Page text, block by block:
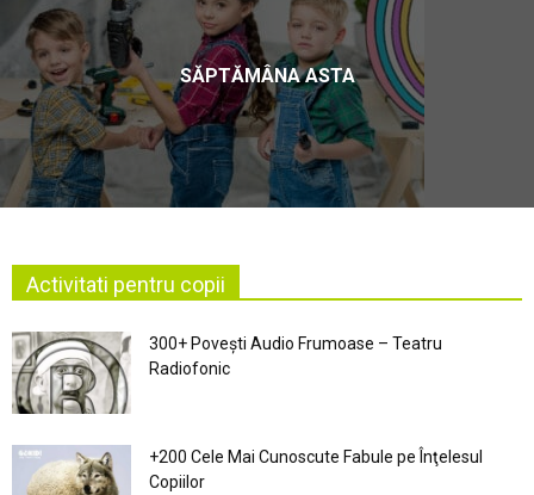
SĂPTĂMÂNA ASTA
Activitati pentru copii
300+ Povești Audio Frumoase – Teatru
Radiofonic
+200 Cele Mai Cunoscute Fabule pe Înţelesul
Copiilor